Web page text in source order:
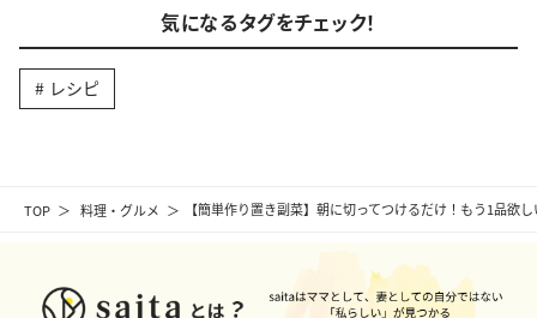
TOP 料理・グルメ 【簡単作り置き副菜】朝に切ってつけるだけ！もう1品欲
気になるタグをチェック！
レシピ